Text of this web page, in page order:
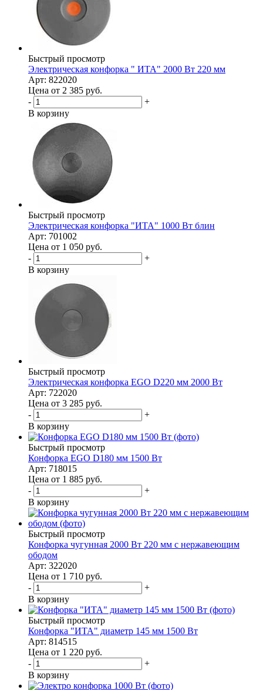
Быстрый просмотр
Электрическая конфорка " ИТА" 2000 Вт 220 мм
Арт: 822020
Цена от 2 385 руб.
-
+
В корзину
Быстрый просмотр
Электрическая конфорка "ИТА" 1000 Вт блин
Арт: 701002
Цена от 1 050 руб.
-
+
В корзину
Быстрый просмотр
Электрическая конфорка EGO D220 мм 2000 Вт
Арт: 722020
Цена от 3 285 руб.
-
+
В корзину
Быстрый просмотр
Конфорка EGO D180 мм 1500 Вт
Арт: 718015
Цена от 1 885 руб.
-
+
В корзину
Быстрый просмотр
Конфорка чугунная 2000 Вт 220 мм с нержавеющим
ободом
Арт: 322020
Цена от 1 710 руб.
-
+
В корзину
Быстрый просмотр
Конфорка "ИТА" диаметр 145 мм 1500 Вт
Арт: 814515
Цена от 1 220 руб.
-
+
В корзину